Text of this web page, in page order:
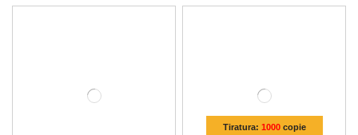
Tiratura: 1000copie